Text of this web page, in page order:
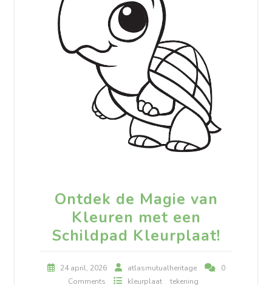
Ontdek de Magie van
Kleuren met een
Schildpad Kleurplaat!
24 april, 2026 atlasmutualheritage
0
Comments
kleurplaat tekening